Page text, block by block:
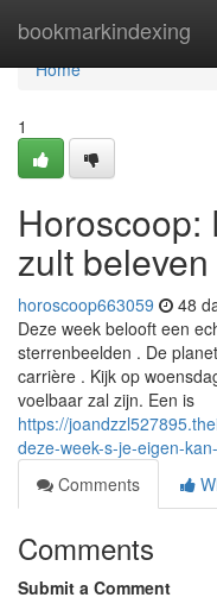
bookmarkindexing
Home
Home
1
Horoscoop:
zult beleven
horoscoop663059 48
Deze week belooft een
sterrenbeelden . De
carrière . Kijk op
voelbaar zal zijn. Een is
https://
deze-week-s-je-eigen-
Comments
Comments
Submit a Comment